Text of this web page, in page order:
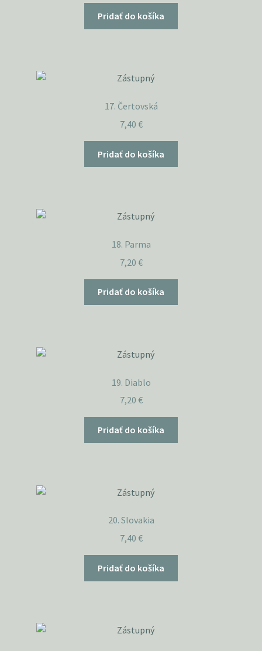
Pridať do košíka
17. Čertovská
7,40 €
Pridať do košíka
18. Parma
7,20 €
Pridať do košíka
19. Diablo
7,20 €
Pridať do košíka
20. Slovakia
7,40 €
Pridať do košíka